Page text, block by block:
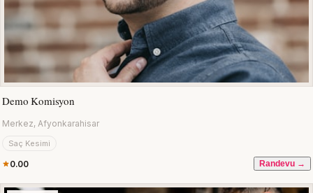
Demo Komisyon
Merkez, Afyonkarahisar
Saç Kesimi
0.00 Randevu →